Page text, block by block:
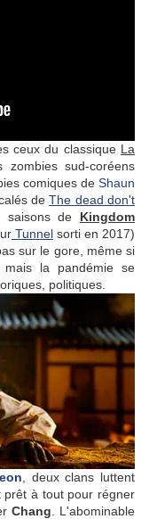
ceux du classique La
sud-coréens
comiques deShaun
deThe dead don't
saisons de Kingdom
Tunnel sorti en 2017)
sur le gore, même si
la pandémie se
politiques.
, deux clans luttent
prêt à tout pour régner
Chang . L'abominable